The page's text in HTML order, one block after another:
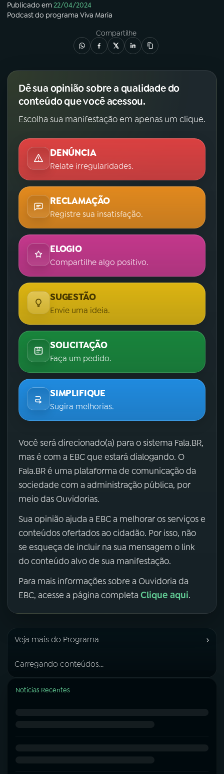
Publicado em22/04/2024
Podcastdo programa Viva Maria
Compartilhe
Dê sua opinião sobre a qualidade do
conteúdo que você acessou.
Escolha sua manifestação em apenas um clique.
DENÚNCIA
Relate irregularidades.
RECLAMAÇÃO
Registre sua insatisfação.
ELOGIO
Compartilhe algo positivo.
SUGESTÃO
Envie uma ideia.
SOLICITAÇÃO
Faça um pedido.
SIMPLIFIQUE
Sugira melhorias.
Você será direcionado(a) para o sistema Fala.BR,
mas é com a EBC que estará dialogando. O
Fala.BR é uma plataforma de comunicação da
sociedade com a administração pública, por
meio das Ouvidorias.
Sua opinião ajuda a EBC a melhorar os serviços e
conteúdos ofertados ao cidadão. Por isso, não
se esqueça de incluir na sua mensagem o link
do conteúdo alvo de sua manifestação.
Para mais informações sobre a Ouvidoria da
EBC, acesse a página completa Clique aqui.
Veja mais do Programa ›
Carregando conteúdos...
Notícias Recentes